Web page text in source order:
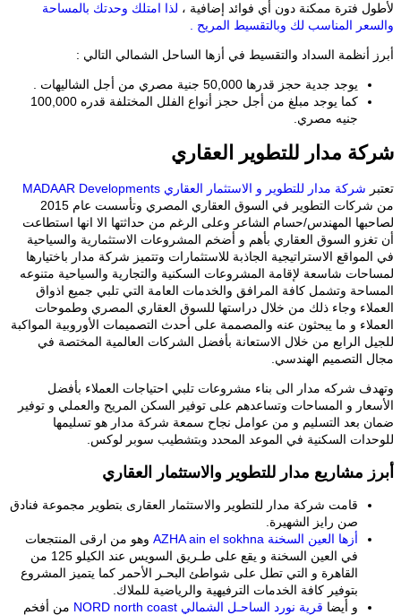
لأطول فترة ممكنة دون أي فوائد إضافية ، لذا امتلك وحدتك بالمساحة
والسعر المناسب لك وبالتقسيط المريح .
أبرز أنظمة السداد والتقسيط في أزها الساحل الشمالي التالي :
يوجد جدية حجز قدرها 50,000 جنية مصري من أجل الشاليهات .
كما يوجد مبلغ من أجل حجز أنواع الفلل المختلفة قدره 100,000
جنيه مصري.
شركة مدار للتطوير العقاري
تعتبر شركة مدار للتطوير و الاستثمار العقاري MADAAR Developments
من شركات التطوير في السوق العقاري المصري وتأسست عام 2015
لصاحبها المهندس/حسام الشاعر وعلى الرغم من حداثتها الا انها استطاعت
أن تغزو السوق العقاري بأهم و أضخم المشروعات الاستثمارية والسياحية
في المواقع الاستراتيجية الجاذبة للاستثمارات وتتميز شركة مدار باختيارها
لمساحات شاسعة لإقامة المشروعات السكنية والتجارية والسياحية متنوعه
المساحة وتشمل كافة المرافق والخدمات العامة التي تلبي جميع اذواق
العملاء وجاء ذلك من خلال دراستها للسوق العقاري المصري وطموحات
العملاء و ما يبحثون عنه والمصممة على أحدث التصميمات الأوروبية المواكبة
للجيل الرابع من خلال الاستعانة بأفضل الشركات العالمية المختصة في
مجال التصميم الهندسي.
وتهدف شركه مدار الى بناء مشروعات تلبي احتياجات العملاء بأفضل
الأسعار و المساحات وتساعدهم على توفير السكن المريح والعملي و توفير
ضمان بعد التسليم و من عوامل نجاح سمعة شركة مدار هو تسليمها
للوحدات السكنية في الموعد المحدد وبتشطيب سوبر لوكس.
أبرز مشاريع مدار للتطوير والاستثمار العقاري
قامت شركة مدار للتطوير والاستثمار العقارى بتطوير مجموعة فنادق
صن رايز الشهيرة.
أزها العين السخنة AZHA ain el sokhna
وهو من ارقى المنتجعات
في العين السخنة و يقع على طـريق السويس عند الكيلو 125 من
القاهرة و التي تطل على شواطئ البحـر الأحمر كما يتميز المشروع
بتوفير كافة الخدمات الترفيهية والرياضية للملاك.
و أيضا قرية نورد الساحـل الشمالي NORD north coast
من أفخم